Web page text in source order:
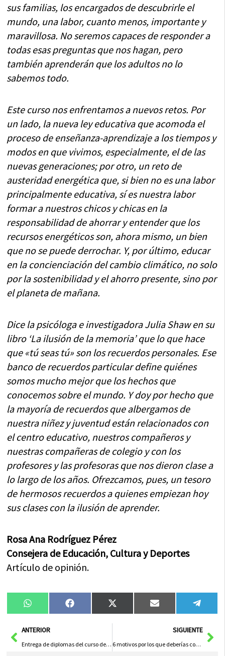
sus familias, los encargados de descubrirle el
mundo, una labor, cuanto menos, importante y
maravillosa. No seremos capaces de responder a
todas esas preguntas que nos hagan, pero
también aprenderán que los adultos no lo
sabemos todo.
Este curso nos enfrentamos a nuevos retos. Por
un lado, la nueva ley educativa que acomoda el
proceso de enseñanza-aprendizaje a los tiempos y
modos en que vivimos, especialmente, el de las
nuevas generaciones; por otro, un reto de
austeridad energética que, si bien no es una labor
principalmente educativa, sí es nuestra labor
formar a nuestros chicos y chicas en la
responsabilidad de ahorrar y entender que los
recursos energéticos son, ahora mismo, un bien
que no se puede derrochar. Y, por último, educar
en la concienciación del cambio climático, no solo
por la sostenibilidad y el ahorro presente, sino por
el planeta de mañana.
Dice la psicóloga e investigadora Julia Shaw en su
libro ‘La ilusión de la memoria’ que lo que hace
que «tú seas tú» son los recuerdos personales. Ese
banco de recuerdos particular define quiénes
somos mucho mejor que los hechos que
conocemos sobre el mundo. Y doy por hecho que
la mayoría de recuerdos que albergamos de
nuestra niñez y juventud están relacionados con
el centro educativo, nuestros compañeros y
nuestras compañeras de colegio y con los
profesores y las profesoras que nos dieron clase a
lo largo de los años. Ofrezcamos, pues, un tesoro
de hermosos recuerdos a quienes empiezan hoy
sus clases con la ilusión de aprender.
Rosa Ana Rodríguez Pérez
Consejera de Educación, Cultura y Deportes
Artículo de opinión.
Compartir
en
WhatsAppCompartir
en
FacebookCompartir
en
X
(Twitter)
Compartir
en
Email
en
AntANTERIOR
Entrega de diplomas del curso de robótica en Herencia
SIGUIENTE
6 motivos por los que deberías contratar un seguro de salud